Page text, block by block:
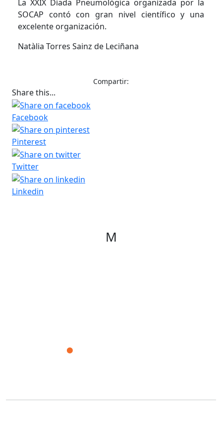
La XXIX Diada Pneumológica organizada por la
SOCAP contó con gran nivel científico y una
excelente organización.
Natàlia Torres Sainz de Leciñana
Compartir:
Share this...
Facebook
Pinterest
Twitter
Linkedin
M